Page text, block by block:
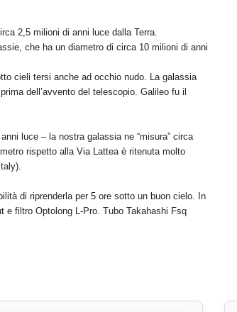
2,5 milioni di anni luce dalla Terra.
che ha un diametro di circa 10 milioni di anni
cieli tersi anche ad occhio nudo. La galassia
dell’avvento del telescopio. Galileo fu il
luce – la nostra galassia ne “misura” circa
rispetto alla Via Lattea è ritenuta molto
di riprenderla per 5 ore sotto un buon cielo. In
e filtro Optolong L-Pro. Tubo Takahashi Fsq